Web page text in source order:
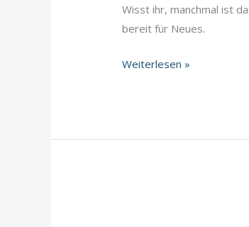
Wisst ihr, manchmal ist
bereit für Neues.
Das
liegt
Weiterlesen »